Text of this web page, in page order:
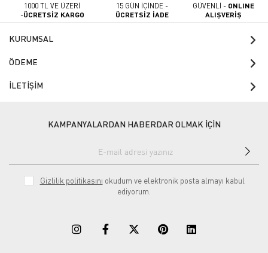
1000 TL VE ÜZERİ
-ÜCRETSİZ KARGO
15 GÜN İÇİNDE -
ÜCRETSİZ İADE
GÜVENLİ - ONLINE
ALIŞVERİŞ
KURUMSAL
ÖDEME
İLETİŞİM
KAMPANYALARDAN HABERDAR OLMAK İÇİN
Gizlilik politikasını okudum ve elektronik posta almayı kabul
ediyorum.